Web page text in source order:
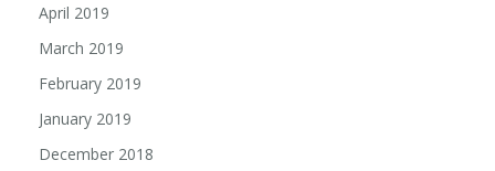
April 2019
March 2019
February 2019
January 2019
December 2018